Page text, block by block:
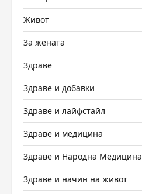
Живот
За жената
Здраве
Здраве и добавки
Здраве и лайфстайл
Здраве и медицина
Здраве и Народна Медицина
Здраве и начин на живот